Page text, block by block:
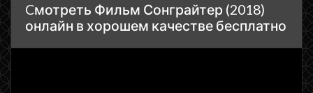
Cмотреть Фильм Сонграйтер (2018)
онлайн в хорошем качестве бесплатно